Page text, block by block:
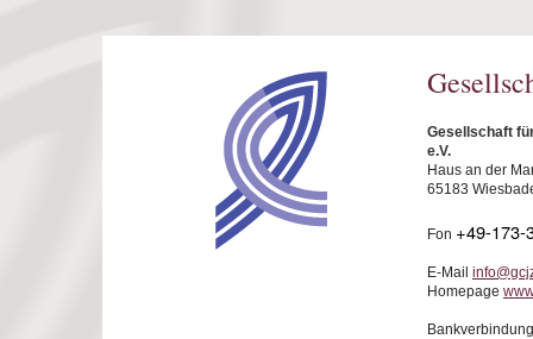
Gesellschaft
e.V.
Haus an der
65183
Fon +49-173-
E-Mail
Homepage